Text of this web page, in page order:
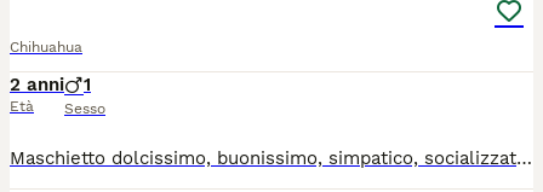
Chihuahua
2 anni
Età
1
Sesso
Maschietto dolcissimo, buonissimo, simpatico, socializzato con altri cani, abituato a sporcare in giardino, solo da compagnia, ha libretto sanitario completo di vaccini, microchip e trattamento antiparassitario. Pedigree Enci. Per informazioni contattatemi al 3398754098